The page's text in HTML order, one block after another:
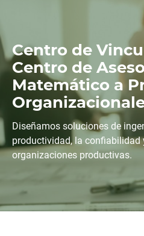
Centro de
Centro de
Matemático a
Diseñamos soluciones de
productividad, la confiabilidad
organizaciones productivas.